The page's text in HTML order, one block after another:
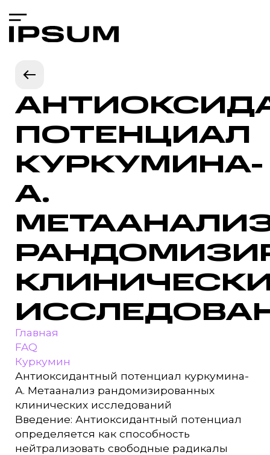
ПОТЕНЦИАЛ
КУРКУМИНА-
А.
Главная
FAQ
Куркумин
Антиоксидантный потенциал куркумина-
А. Метаанализ рандомизированных
клинических исследований
Введение: Антиоксидантный потенциал
определяется как способность
нейтрализовать свободные радикалы